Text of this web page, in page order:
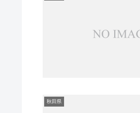
秋田県